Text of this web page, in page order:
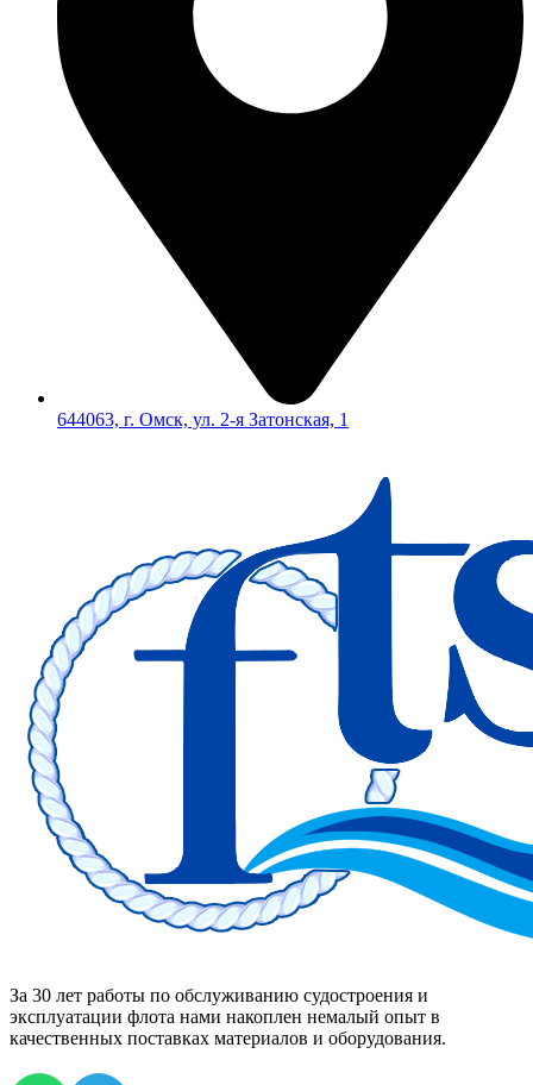
644063, г. Омск, ул. 2-я Затонская, 1
За 30 лет работы по обслуживанию судостроения и
эксплуатации флота нами накоплен немалый опыт в
качественных поставках материалов и оборудования.